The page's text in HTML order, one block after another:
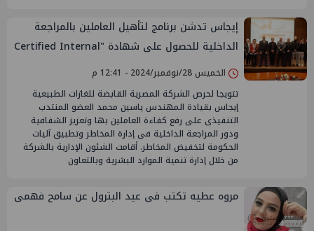
إيجاس تدشن برنامج لتأهيل العاملين بالمراجعة
الداخلية للحصول على شهادة "Certified Internal
Audit"الخميس 28/نوفمبر/2024 - 12:41 م
تتويجا لحرص الشركة المصرية القابضة للغازات الطبيعية
إيجاس بقيادة المهندس ياسين محمد العضو المنتدب
التنفيذى على رفع كفاءة العاملين بها وتعزيز الشفافية
ودور المراجعة الداخلية فى إدارة المخاطر وتطبيق آليات
الحكومة لتخفيض المخاطر. أقامت الشئون الإدارية بالشركة
من خلال إدارة تنمية الموارد البشرية وبالتعاون
مروه عطيه تكتب فى عيد البترول عن سامح فهمى